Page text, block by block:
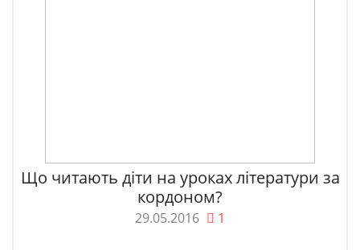
Що читають діти на уроках літератури за
кордоном?
29.05.2016 1